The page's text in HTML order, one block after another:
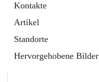
Kontakte
Artikel
Standorte
Hervorgehobene Bilder